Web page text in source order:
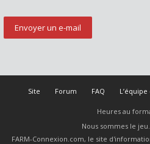
Site Forum FAQ
Heures au
Nous sommes le
FARM-Connexion.com, le site